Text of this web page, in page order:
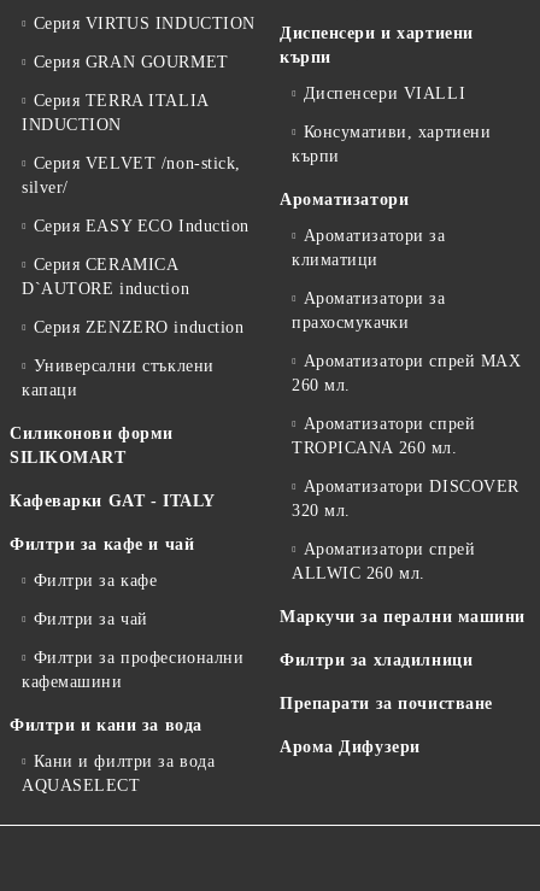
Серия VIRTUS INDUCTION
Серия GRAN GOURMET
Серия TERRA ITALIA
INDUCTION
Серия VELVET /non-stick,
silver/
Серия EASY ECO Induction
Серия CERAMICA
D`AUTORE induction
Серия ZENZERO induction
Универсални стъклени
капаци
Силиконови форми
SILIKOMART
Кафеварки GAT - ITALY
Филтри за кафе и чай
Филтри за кафе
Филтри за чай
Филтри за професионални
кафемашини
Филтри и кани за вода
Кани и филтри за вода
AQUASELECT
Диспенсери и хартиени
кърпи
Диспенсери VIALLI
Консумативи, хартиени
кърпи
Ароматизатори
Ароматизатори за
климатици
Ароматизатори за
прахосмукачки
Ароматизатори спрей MAX
260 мл.
Ароматизатори спрей
TROPICANA 260 мл.
Ароматизатори DISCOVER
320 мл.
Ароматизатори спрей
ALLWIC 260 мл.
Маркучи за перални машини
Филтри за хладилници
Препарати за почистване
Арома Дифузери